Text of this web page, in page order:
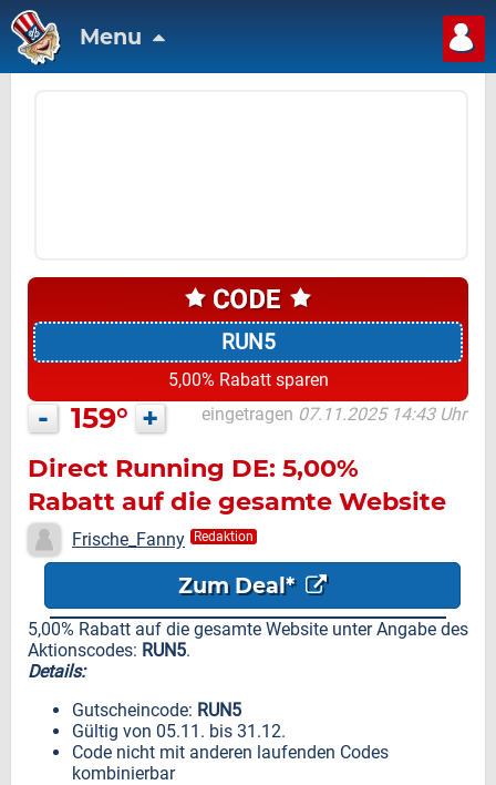
Menu
RUN5
5,00% Rabatt sparen
- 159° + eingetragen 07.11.2025 14:43 Uhr
Direct Running DE: 5,00%
Rabatt auf die gesamte Website
Frische_Fanny Redaktion
Zum Deal*
5,00% Rabatt auf die gesamte Website unter Angabe des
Aktionscodes: RUN5.
Details:
Gutscheincode: RUN5
Gültig von 05.11. bis 31.12.
Code nicht mit anderen laufenden Codes
kombinierbar